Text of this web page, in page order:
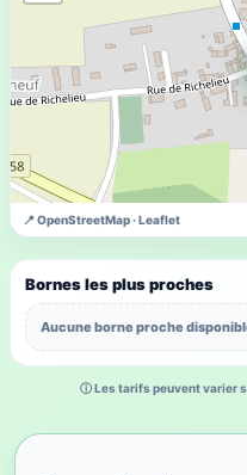
📍 OpenStreetMap · Leaflet
Bornes les plus proches
Aucune borne proche
ⓘ Les tarifs peuvent varier